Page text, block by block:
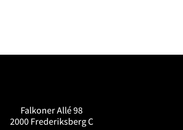
Falkoner Allé 98
2000 Frederiksberg C